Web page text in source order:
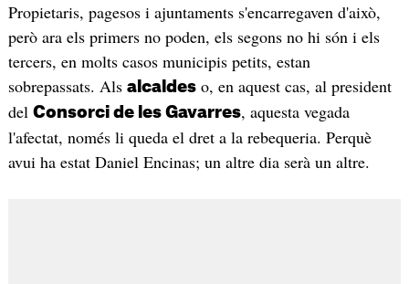
Propietaris, pagesos i ajuntaments s'encarregaven d'això,
però ara els primers no poden, els segons no hi són i els
tercers, en molts casos municipis petits, estan
sobrepassats. Als alcaldeso, en aquest cas, al president
del Consorci de les Gavarres, aquesta vegada
l'afectat, només li queda el dret a la rebequeria. Perquè
avui ha estat Daniel Encinas; un altre dia serà un altre.